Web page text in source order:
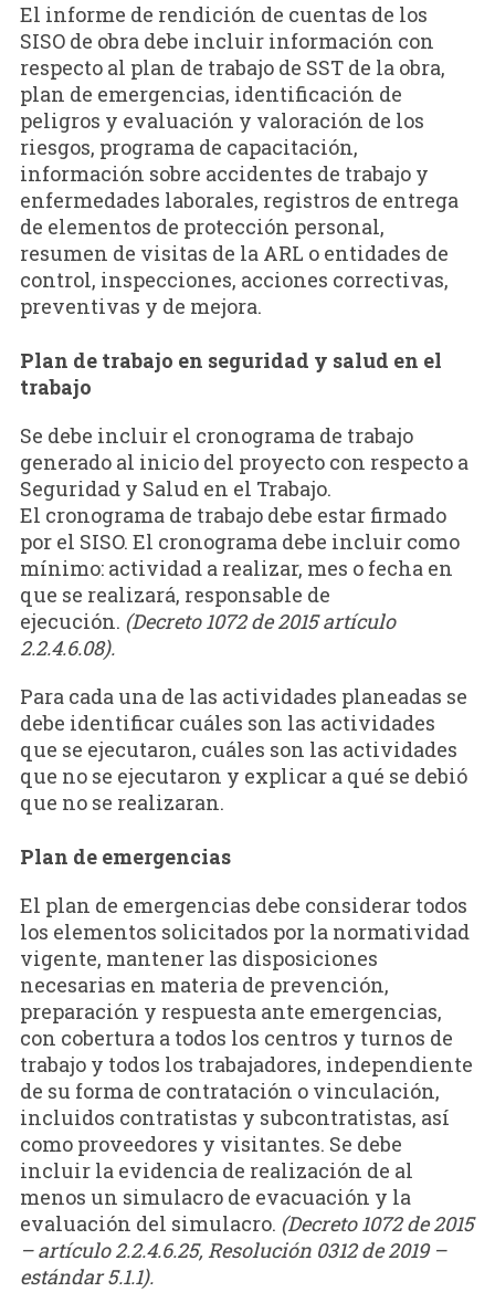
El informe de rendición de cuentas de los
SISO de obra debe incluir información con
respecto al plan de trabajo de SST de la obra,
plan de emergencias, identificación de
peligros y evaluación y valoración de los
riesgos, programa de capacitación,
información sobre accidentes de trabajo y
enfermedades laborales, registros de entrega
de elementos de protección personal,
resumen de visitas de la ARL o entidades de
control, inspecciones, acciones correctivas,
preventivas y de mejora.
Plan de trabajo en seguridad y salud en el
trabajo
Se debe incluir el cronograma de trabajo
generado al inicio del proyecto con respecto a
Seguridad y Salud en el Trabajo.
El cronograma de trabajo debe estar firmado
por el SISO. El cronograma debe incluir como
mínimo: actividad a realizar, mes o fecha en
que se realizará, responsable de
ejecución. (Decreto 1072 de 2015artículo
2.2.4.6.08).
Para cada una de las actividades planeadas se
debe identificar cuáles son las actividades
que se ejecutaron, cuáles son las actividades
que no se ejecutaron y explicar a qué se debió
que no se realizaran.
Plan de emergencias
El plan de emergencias debe considerar todos
los elementos solicitados por la normatividad
vigente, mantener las disposiciones
necesarias en materia de prevención,
preparación y respuesta ante emergencias,
con cobertura a todos los centros y turnos de
trabajo y todos los trabajadores, independiente
de su forma de contratación o vinculación,
incluidos contratistas y subcontratistas, así
como proveedores y visitantes. Se debe
incluir la evidencia de realización de al
menos un simulacro de evacuación y la
evaluación del simulacro. (Decreto 1072 de 2015
– artículo 2.2.4.6.25, Resolución 0312 de 2019 –
estándar 5.1.1).